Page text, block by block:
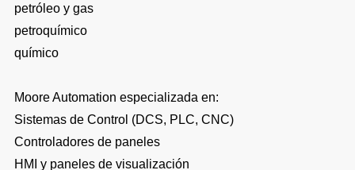
petróleo y gas
petroquímico
químico
Moore Automation especializada en:
Sistemas de Control (DCS, PLC, CNC)
Controladores de paneles
HMI y paneles de visualización